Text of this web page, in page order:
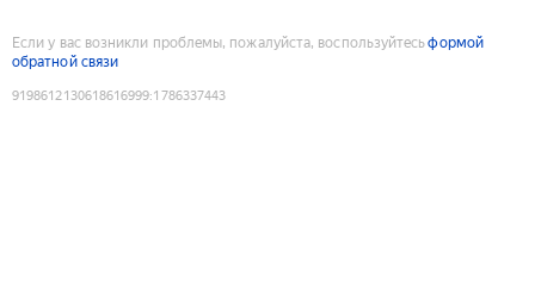
Если у вас возникли проблемы, пожалуйста, воспользуйтесьформой
обратной связи
9198612130618616999:1786337443